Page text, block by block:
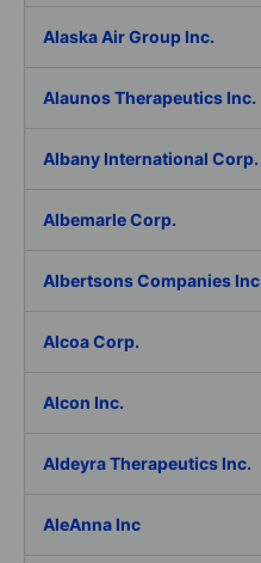
Alaska Air Group Inc.
Alaunos Therapeutics Inc.
Albany International Corp.
Albemarle Corp.
Albertsons Companies Inc
Alcoa Corp.
Alcon Inc.
Aldeyra Therapeutics Inc.
AleAnna Inc